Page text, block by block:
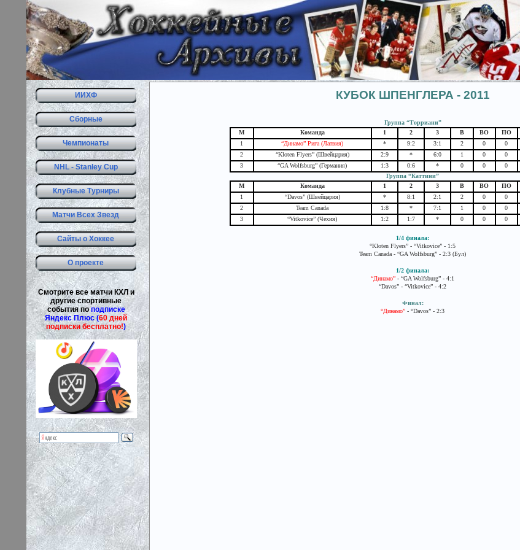
ИИХФ
Сборные
Чемпионаты
NHL - Stanley Cup
Клубные Турниры
Матчи Всех Звезд
Сайты о Хоккее
О проекте
Смотрите все матчи КХЛ и
другие спортивные
события поподписке
Яндекс Плюс (60 дней
подписки бесплатно!)
КУБОК ШПЕНГЛЕРА - 2011
Группа “Торриани”
М
Команда 1 2 3 В ВО ПО
1
“Динамо” Рига (Латвия) * 9:2 3:1 2 0 0
2
“Kloten Flyers” (Швейцария) 2:9 * 6:0 1 0 0
3
“GA Wolfsburg” (Германия) 1:3 0:6 * 0 0 0
Группа “Каттини”
М
Команда 1 2 3 В ВО ПО
1
“Davos” (Швейцария) * 8:1 2:1 2 0 0
2
Team Canada 1:8 * 7:1 1 0 0
3
“Vitkovice” (Чехия) 1:2 1:7 * 0 0 0
1/4 финала:
“Kloten Flyers” - “Vitkovice” - 1:5
Team Canada - “GA Wolfsburg” - 2:3 (Бул)
1/2 финала:
“Динамо” - “GA Wolfsburg” - 4:1
“Davos” - “Vitkovice” - 4:2
Финал:
“Динамо” - “Davos” - 2:3